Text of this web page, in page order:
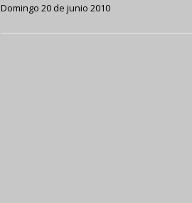
Domingo 20 de junio 2010